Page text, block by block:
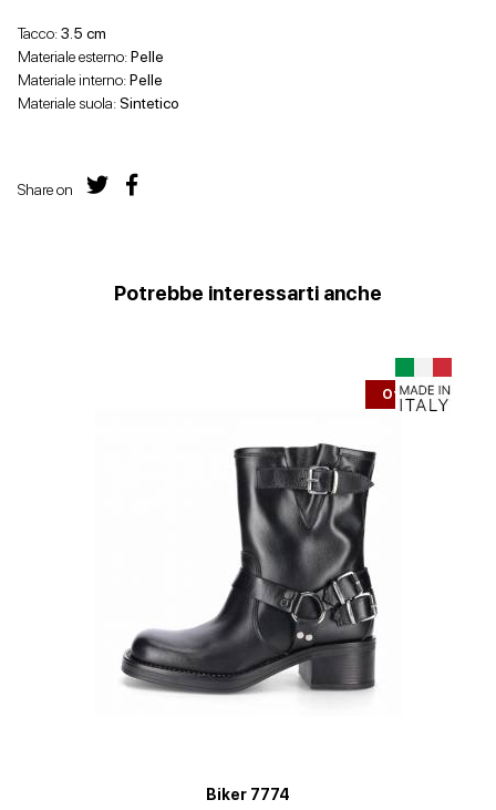
Tacco:3.5 cm
Materiale esterno:Pelle
Materiale interno:Pelle
Materiale suola:Sintetico
Share on
Potrebbe interessarti anche
Offerta
Biker 7774